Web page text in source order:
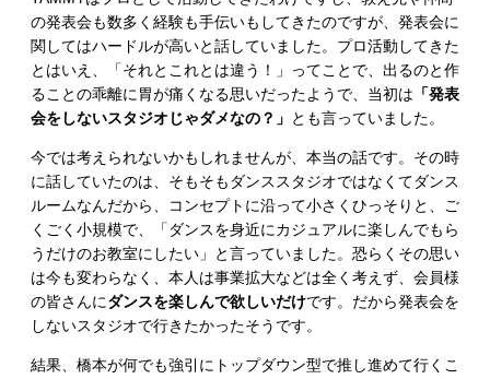
の発表会も数多く経験も手伝いもしてきたのですが、発表会に
関してはハードルが高いと話していました。プロ活動してきた
とはいえ、「それとこれとは違う！」ってことで、出るのと作
ることの乖離に胃が痛くなる思いだったようで、当初は 「発表
会をしないスタジオじゃダメなの？」 とも言っていました。
今では考えられないかもしれませんが、本当の話です。その時
に話していたのは、そもそもダンススタジオではなくてダンス
ルームなんだから、コンセプトに沿って小さくひっそりと、ご
くごく小規模で、「ダンスを身近にカジュアルに楽しんでもら
うだけのお教室にしたい」と言っていました。恐らくその思い
は今も変わらなく、本人は事業拡大などは全く考えず、会員様
の皆さんにダンスを楽しんで欲しいだけです。だから発表会を
しないスタジオで行きたかったそうです。
結果、橋本が何でも強引にトップダウン型で推し進めて行くこ